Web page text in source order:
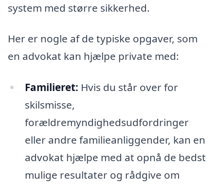
system med større sikkerhed.
Her er nogle af de typiske opgaver, som
en advokat kan hjælpe private med:
Familieret: Hvis du står over for
skilsmisse,
forældremyndighedsudfordringer
eller andre familieanliggender, kan en
advokat hjælpe med at opnå de bedst
mulige resultater og rådgive om